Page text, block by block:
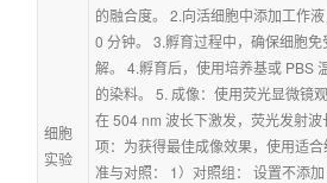
细胞
实验
的融合度。 2.向活细胞中添加工作
0 分钟。 3.孵育过程中，确保细胞
解。 4.孵育后，使用培养基或 PBS
的染料。 5. 成像：使用荧光显微镜
在 504 nm 波长下激发，荧光发射
项：为获得最佳成像效果，使用适
准与对照： 1）对照组： 设置不添